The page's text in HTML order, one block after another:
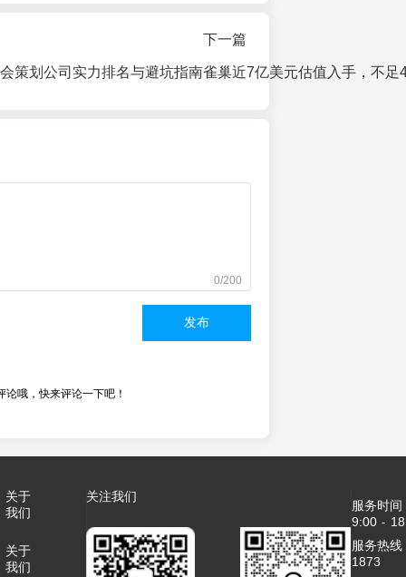
策划公司实力排名与避坑指南
下一篇
0/200
发布
论哦，快来评论一下吧！
关于
我们
关于
我们
关注我们
服务时
9:00 -
服务热
1873